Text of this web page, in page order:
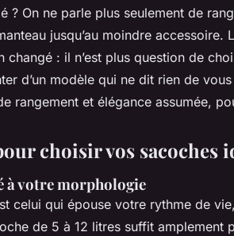
? On ne parle plus seulement de
jusqu’au moindre
changé : il n’est plus question de
d’un modèle qui ne dit rien de
rangement et élégance assumée,
choisir vos sacoches
à votre morphologie
celui qui épouse votre rythme de
de 5 à 12 litres suffit amplement